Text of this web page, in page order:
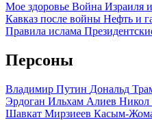
Мое здоровье Война Израиля
Кавказ после войны Нефть и
Правила ислама
Персоны
Владимир Путин Дональд
Эрдоган Ильхам Алиев
Шавкат Мирзиеев Касым-